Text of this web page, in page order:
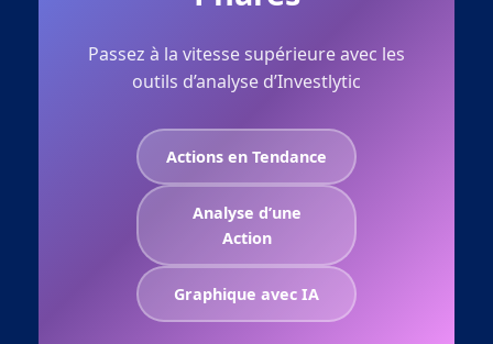
Passez à la vitesse supérieure avec les
outils d’analyse d’Investlytic
Actions en Tendance
Analyse d’une
Action
Graphique avec IA